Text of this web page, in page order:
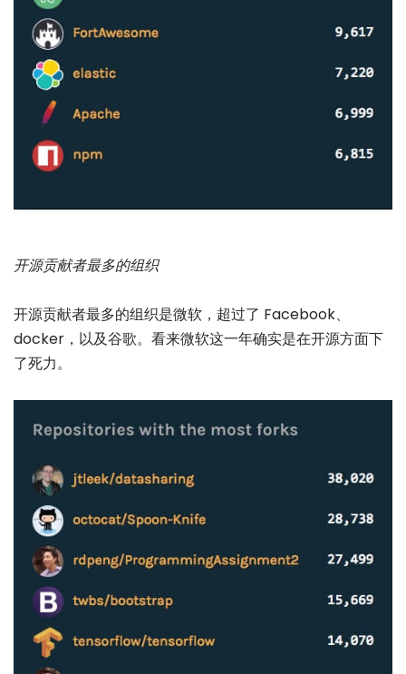
开源贡献者最多的组织
开源贡献者最多的组织是微软，超过了 Facebook、
docker，以及谷歌。看来微软这一年确实是在开源方面下
了死力。